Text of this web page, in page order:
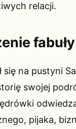
relacji.
fabuły
na pustyni
swojej
pijaka,